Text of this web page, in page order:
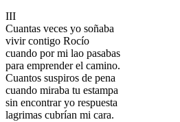
III
Cuantas veces yo soñaba
vivir contigo Rocío
cuando por mi lao pasabas
para emprender el camino.
Cuantos suspiros de pena
cuando miraba tu estampa
sin encontrar yo respuesta
lagrimas cubrían mi cara.